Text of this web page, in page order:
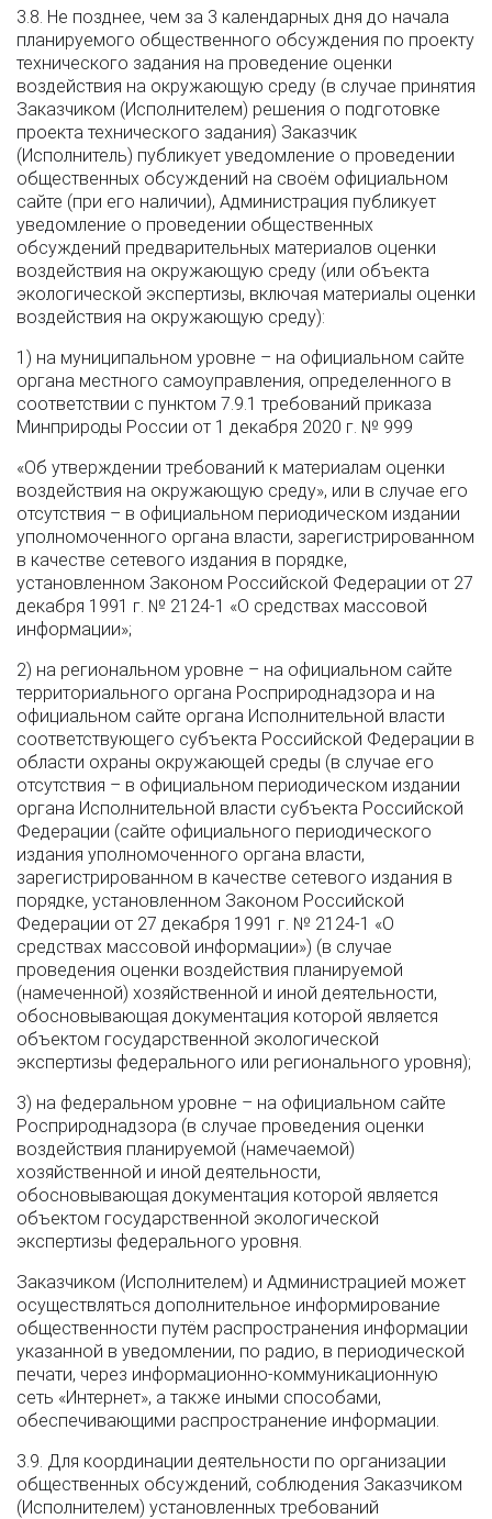
3.8. Не позднее, чем за 3 календарных дня до начала
планируемого общественного обсуждения по проекту
технического задания на проведение оценки
воздействия на окружающую среду (в случае принятия
Заказчиком (Исполнителем) решения о подготовке
проекта технического задания) Заказчик
(Исполнитель) публикует уведомление о проведении
общественных обсуждений на своём официальном
сайте (при его наличии), Администрация публикует
уведомление о проведении общественных
обсуждений предварительных материалов оценки
воздействия на окружающую среду (или объекта
экологической экспертизы, включая материалы оценки
воздействия на окружающую среду):
1) на муниципальном уровне – на официальном сайте
органа местного самоуправления, определенного в
соответствии с пунктом 7.9.1 требований приказа
Минприроды России от 1 декабря 2020 г. № 999
«Об утверждении требований к материалам оценки
воздействия на окружающую среду», или в случае его
отсутствия – в официальном периодическом издании
уполномоченного органа власти, зарегистрированном
в качестве сетевого издания в порядке,
установленном Законом Российской Федерации от 27
декабря 1991 г. № 2124-1 «О средствах массовой
информации»;
2) на региональном уровне – на официальном сайте
территориального органа Росприроднадзора и на
официальном сайте органа Исполнительной власти
соответствующего субъекта Российской Федерации в
области охраны окружающей среды (в случае его
отсутствия – в официальном периодическом издании
органа Исполнительной власти субъекта Российской
Федерации (сайте официального периодического
издания уполномоченного органа власти,
зарегистрированном в качестве сетевого издания в
порядке, установленном Законом Российской
Федерации от 27 декабря 1991 г. № 2124-1 «О
средствах массовой информации») (в случае
проведения оценки воздействия планируемой
(намеченной) хозяйственной и иной деятельности,
обосновывающая документация которой является
объектом государственной экологической
экспертизы федерального или регионального уровня);
3) на федеральном уровне – на официальном сайте
Росприроднадзора (в случае проведения оценки
воздействия планируемой (намечаемой)
хозяйственной и иной деятельности,
обосновывающая документация которой является
объектом государственной экологической
экспертизы федерального уровня.
Заказчиком (Исполнителем) и Администрацией может
осуществляться дополнительное информирование
общественности путём распространения информации
указанной в уведомлении, по радио, в периодической
печати, через информационно-коммуникационную
сеть «Интернет», а также иными способами,
обеспечивающими распространение информации.
3.9. Для координации деятельности по организации
общественных обсуждений, соблюдения Заказчиком
(Исполнителем) установленных требований